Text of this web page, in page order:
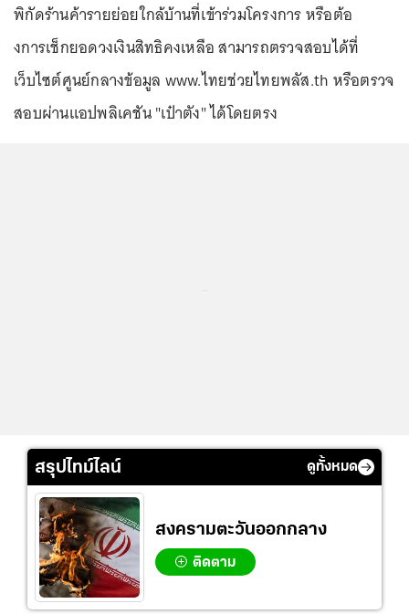
พิกัดร้านค้ารายย่อยใกล้บ้านที่เข้าร่วมโครงการ หรือต้อ
งการเช็กยอดวงเงินสิทธิคงเหลือ สามารถตรวจสอบได้ที่
เว็บไซต์ศูนย์กลางข้อมูล www.ไทยช่วยไทยพลัส.th หรือตรวจ
สอบผ่านแอปพลิเคชัน "เป๋าตัง" ได้โดยตรง
สรุปไทม์ไลน์ ดูทั้งหมด
สงครามตะวันออกกลาง
ติดตาม